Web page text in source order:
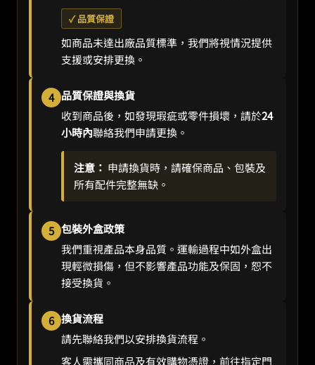
✓ 品質保證
如商品未達出廠品質標準，我們將視情況提供
支援或安排更換。
4 品質保證與換貨
收到商品後，如發現瑕疵或零件損壞，請於24
小時內聯絡我們申請更換。
注意： 申請換貨時，請確保商品、包裝及
所有配件完整無缺。
5 包裝外盒政策
我們重視產品本身品質。運輸過程中如外盒出
現輕微損傷，但不影響產品功能及保固，恕不
接受換貨。
6 換貨流程
請先聯絡我們以安排換貨流程。
客人需攜同商品及有效購物憑證，前往指定門